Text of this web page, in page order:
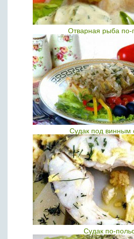
Отварная рыба по-
Судак под винным
Судак по-